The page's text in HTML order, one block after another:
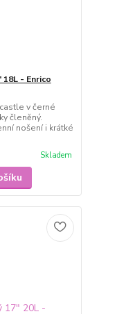
- Enrico
v černé
členěný.
nošení i krátké
Skladem